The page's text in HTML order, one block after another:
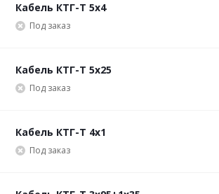
Кабель КТГ-Т 5х4
Под заказ
Кабель КТГ-Т 5х25
Под заказ
Кабель КТГ-Т 4х1
Под заказ